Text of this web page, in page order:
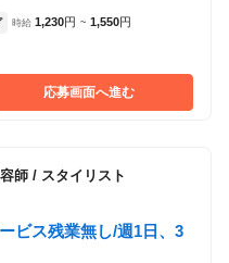
タッフ、サービスメニュー、客層
時給 1,230円 ~ 1,550円
応募画面へ進む
師 / スタイリスト
ビス残業無し/週1日、3